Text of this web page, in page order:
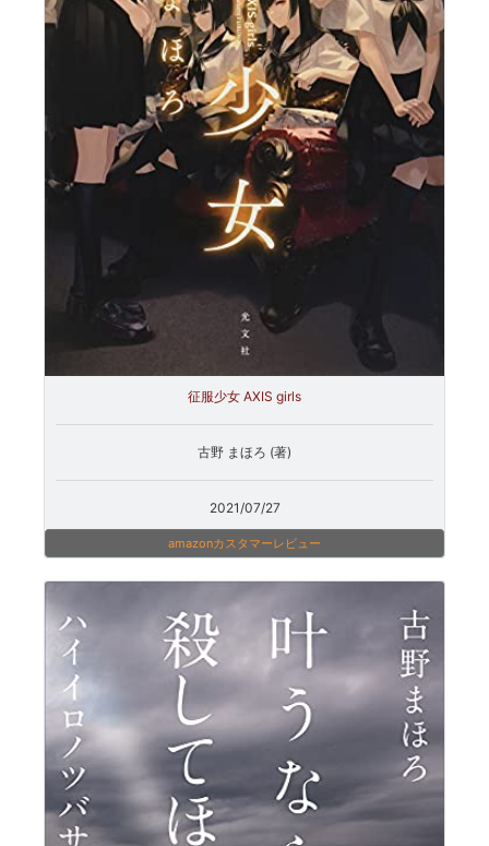
征服少女 AXIS girls
古野 まほろ (著)
2021/07/27
amazonカスタマーレビュー